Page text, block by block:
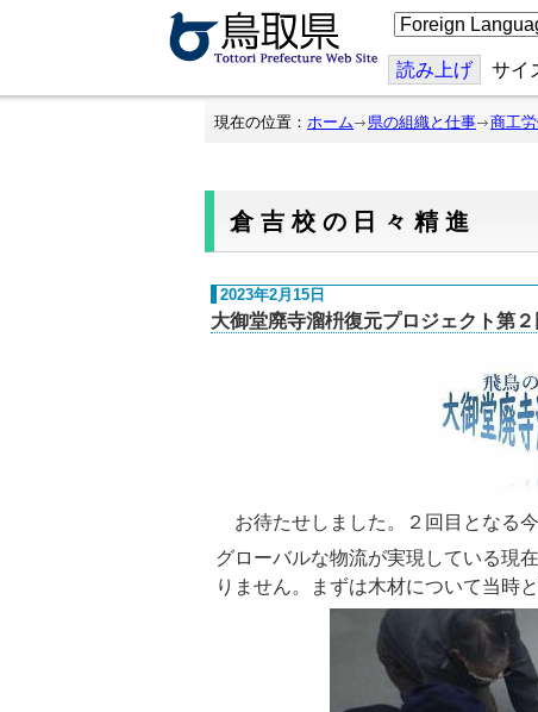
こ
の
ジ
を
翻
読み上げ サイ
現在の位置： ホーム 県の組織と仕事 商工
倉吉校の日々精進
2023年2月15日
大御堂廃寺溜枡復元プロジェクト第
お待たせしました。２回目となる
グローバルな物流が実現している現
りません。
まずは木材について当時